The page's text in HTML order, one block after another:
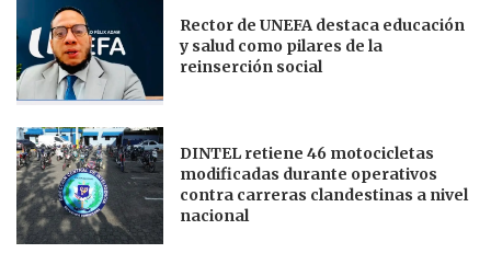
Rector de UNEFA destaca educación
y salud como pilares de la
reinserción social
DINTEL retiene 46 motocicletas
modificadas durante operativos
contra carreras clandestinas a nivel
nacional